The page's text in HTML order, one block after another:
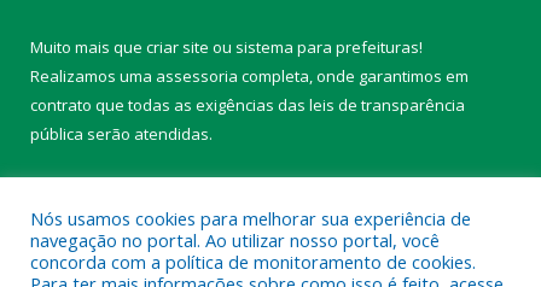
Muito mais que criar site ou sistema para prefeituras!
Realizamos uma assessoria completa, onde garantimos em
contrato que todas as exigências das leis de transparência
pública serão atendidas.
Nós usamos cookies para melhorar sua experiência de
navegação no portal. Ao utilizar nosso portal, você
concorda com a política de monitoramento de cookies.